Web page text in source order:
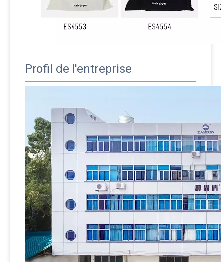
Profil de l'entreprise